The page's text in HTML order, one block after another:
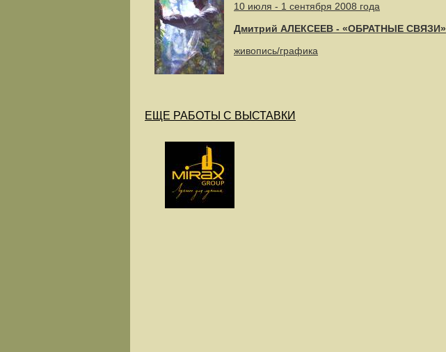
10 июля - 1 сентября 2008 года
Дмитрий АЛЕКСЕЕВ - «ОБРАТНЫЕ СВЯЗИ»
живопись/графика
ЕЩЕ РАБОТЫ С ВЫСТАВКИ